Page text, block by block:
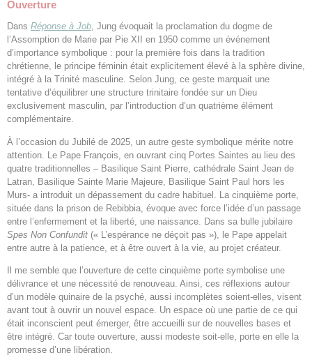
Ouverture
Dans Réponse à Job, Jung évoquait la proclamation du dogme de
l’Assomption de Marie par Pie XII en 1950 comme un événement
d’importance symbolique : pour la première fois dans la tradition
chrétienne, le principe féminin était explicitement élevé à la sphère divine,
intégré à la Trinité masculine. Selon Jung, ce geste marquait une
tentative d’équilibrer une structure trinitaire fondée sur un Dieu
exclusivement masculin, par l’introduction d’un quatrième élément
complémentaire.
À l’occasion du Jubilé de 2025, un autre geste symbolique mérite notre
attention. Le Pape François, en ouvrant cinq Portes Saintes au lieu des
quatre traditionnelles – Basilique Saint Pierre, cathédrale Saint Jean de
Latran, Basilique Sainte Marie Majeure, Basilique Saint Paul hors les
Murs- a introduit un dépassement du cadre habituel. La cinquième porte,
située dans la prison de Rebibbia, évoque avec force l’idée d’un passage
entre l’enfermement et la liberté, une naissance. Dans sa bulle jubilaire
Spes Non Confundit (« L’espérance ne déçoit pas »), le Pape appelait
entre autre à la patience, et à être ouvert à la vie, au projet créateur.
Il me semble que l’ouverture de cette cinquième porte symbolise une
délivrance et une nécessité de renouveau. Ainsi, ces réflexions autour
d’un modèle quinaire de la psyché, aussi incomplètes soient-elles, visent
avant tout à ouvrir un nouvel espace. Un espace où une partie de ce qui
était inconscient peut émerger, être accueilli sur de nouvelles bases et
être intégré. Car toute ouverture, aussi modeste soit-elle, porte en elle la
promesse d’une libération.